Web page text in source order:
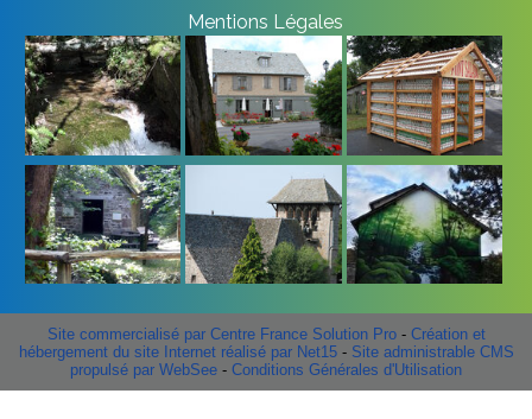
(obligatoire)
Mentions Légales
Site commercialisé par Centre France Solution Pro- Création et
hébergement du site Internet réalisé par Net15- Site administrable CMS
propulsé par WebSee - Conditions Générales d'Utilisation